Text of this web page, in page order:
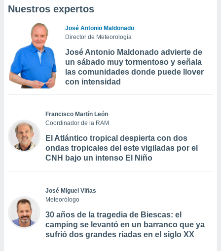
Nuestros expertos
José Antonio Maldonado
Director de Meteorología
José Antonio Maldonado advierte de
un sábado muy tormentoso y señala
las comunidades donde puede llover
con intensidad
Francisco Martín León
Coordinador de la RAM
El Atlántico tropical despierta con dos
ondas tropicales del este vigiladas por el
CNH bajo un intenso El Niño
José Miguel Viñas
Meteorólogo
30 años de la tragedia de Biescas: el
camping se levantó en un barranco que ya
sufrió dos grandes riadas en el siglo XX